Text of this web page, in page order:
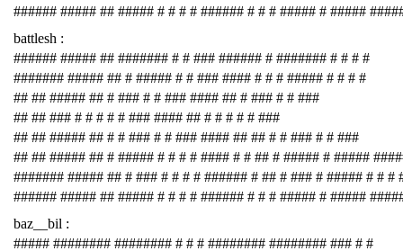
###### ##### ## ##### # # # # ###### # # # ##### # #####
battlesh :
###### ##### ## ####### # # ### ###### # ####### # # # #
####### ##### ## # ##### # # ### #### # # # ##### # # # #
## ## ##### ## # ### # # ### #### ## # ### # # ###
## ## ### # # # # # ### #### ## # # # # # ###
## ## ##### ## # # ### # # ### #### ## ## # # ### # # ###
## ## ##### ## # ##### # # # # #### # # ## # ##### # #####
####### ##### ## # ### # # # # ###### # ## # ### # ##### # # #
###### ##### ## ##### # # # # ###### # # # ##### # #####
baz__bil :
##### ######## ######## # # # ######## ######## ### # #